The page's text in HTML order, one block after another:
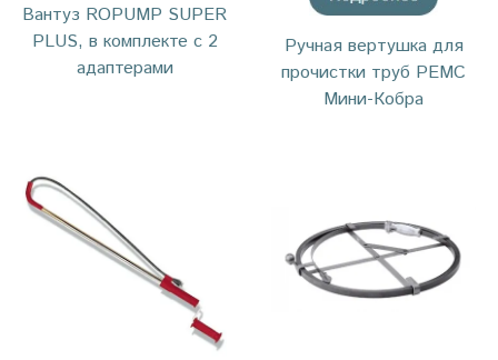
Вантуз ROPUMP SUPER
PLUS, в комплекте с 2
адаптерами
Ручная вертушка для
прочистки труб РЕМС
Мини-Кобра